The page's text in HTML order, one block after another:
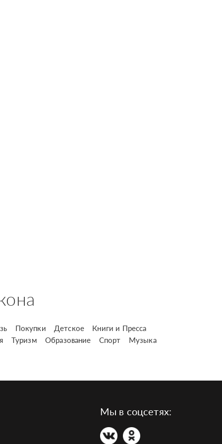
Покупки Детское
Книги и Пресса
Туризм Образование Спорт Музыка
Мы в соцсетях: